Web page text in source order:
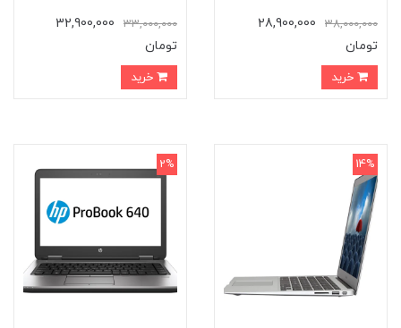
38,000,000
28,900,000
تومان
33,000,000
32,900,000
تومان
14%
2%